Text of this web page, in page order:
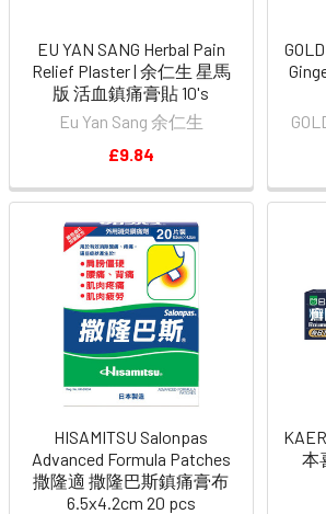
EU YAN SANG Herbal Pain
Relief Plaster | 余仁生 星馬
版 活血鎮痛膏貼 10's
Eu Yan Sang 余仁生
£9.84
HISAMITSU Salonpas
Advanced Formula Patches
撒隆適 撒隆巴斯鎮痛膏布
6.5x4.2cm 20 pcs
本